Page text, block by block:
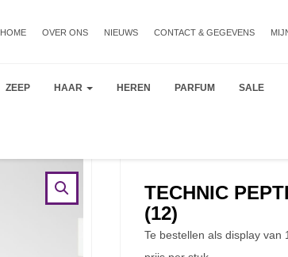
HOME OVER ONS NIEUWS CONTACT & GEGEVENS
ZEEP HAAR HEREN PARFUM SALE
TECHNIC
(12)
Te bestellen als display van